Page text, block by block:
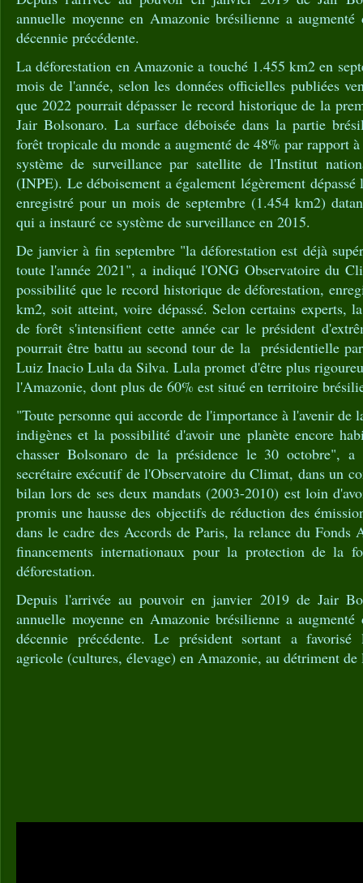
annuelle moyenne en Amazonie brésilienne a
décennie précédente.
La déforestation en Amazonie a touché 1.455 km2 en
mois de l'année, selon les données officielles publiées
que 2022 pourrait dépasser le record historique de la
Jair Bolsonaro. La surface déboisée dans la partie
forêt tropicale du monde a augmenté de 48% par rapport
système de surveillance par satellite de l'Institut
(INPE). Le déboisement a également légèrement
enregistré pour un mois de septembre (1.454 km2)
qui a instauré ce système de surveillance en 2015.
De janvier à fin septembre "la déforestation est déjà
toute l'année 2021", a indiqué l'ONG Observatoire du
possibilité que le record historique de déforestation,
km2, soit atteint, voire dépassé. Selon certains experts,
de forêt s'intensifient cette année car le président
pourrait être battu au second tour de la présidentielle
Luiz Inacio Lula da Silva. Lula promet d'être plus
l'Amazonie, dont plus de 60% est situé en territoire
"Toute personne qui accorde de l'importance à l'avenir de
indigènes et la possibilité d'avoir une planète encore
chasser Bolsonaro de la présidence le 30 octobre",
secrétaire exécutif de l'Observatoire du Climat, dans un
bilan lors de ses deux mandats (2003-2010) est loin
promis une hausse des objectifs de réduction des
dans le cadre des Accords de Paris, la relance du Fonds
financements internationaux pour la protection de la
déforestation.
Depuis l'arrivée au pouvoir en janvier 2019 de Jair
annuelle moyenne en Amazonie brésilienne a
décennie précédente. Le président sortant a
agricole (cultures, élevage) en Amazonie, au détriment de